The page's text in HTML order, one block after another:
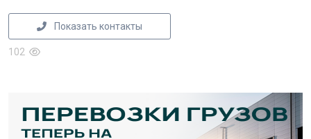
Показать контакты
102